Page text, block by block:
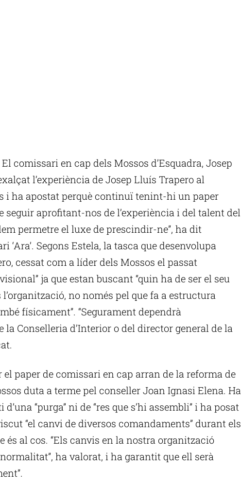
comissari en cap dels Mossos d’Esquadra, Josep
l’experiència de Josep Lluís Trapero al
i ha apostat perquè continuï tenint-hi un paper
seguir aprofitant-nos de l’experiència i del talent del
permetre el luxe de prescindir-ne”, ha dit
‘Ara’. Segons Estela, la tasca que desenvolupa
cessat com a líder dels Mossos el passat
ja que estan buscant “quin ha de ser el seu
no només pel que fa a estructura
físicament”. “Segurament dependrà
la Conselleria d’Interior o del director general de la
el paper de comissari en cap arran de la reforma de
duta a terme pel conseller Joan Ignasi Elena. Ha
“purga” ni de “res que s’hi assembli” i ha posat
“el canvi de diversos comandaments” durant els
és al cos. “Els canvis en la nostra organització
ha valorat, i ha garantit que ell serà